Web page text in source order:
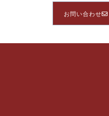
お問い合わせ